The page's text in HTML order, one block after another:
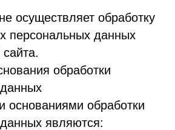
осуществляет обработку
персональных данных
обработки
основаниями обработки
являются: